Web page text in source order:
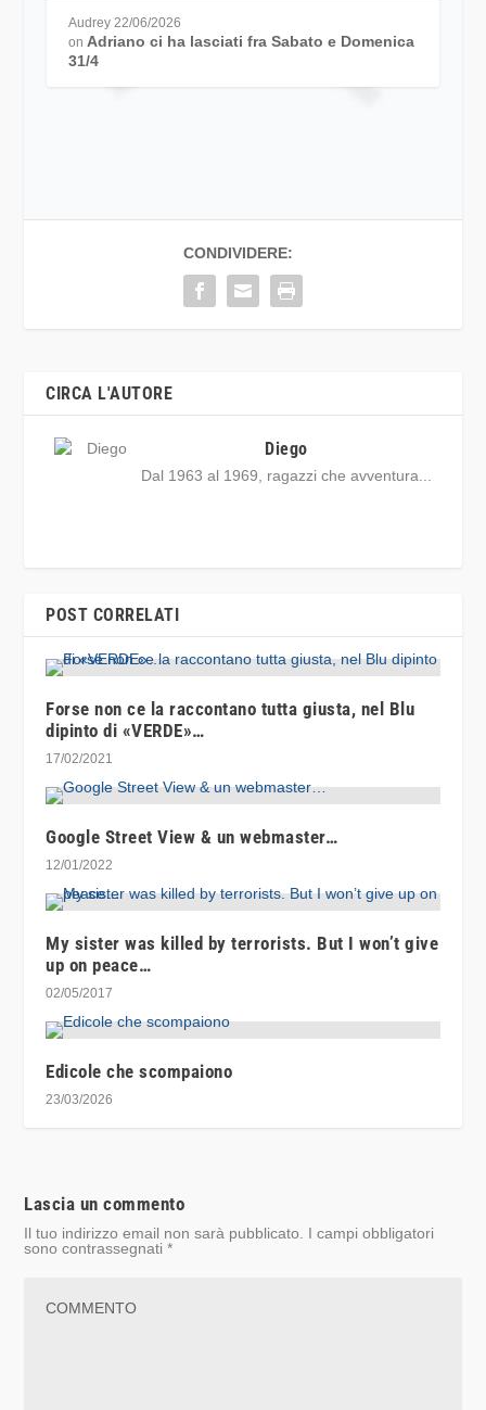
Audrey 22/06/2026
on Adriano ci ha lasciati fra Sabato e Domenica
31/4
CONDIVIDERE:
CIRCA L'AUTORE
Diego
Dal 1963 al 1969, ragazzi che avventura...
POST CORRELATI
Forse non ce la raccontano tutta giusta, nel Blu
dipinto di «VERDE»…
17/02/2021
Google Street View & un webmaster…
12/01/2022
My sister was killed by terrorists. But I won’t give
up on peace…
02/05/2017
Edicole che scompaiono
23/03/2026
Lascia un commento
Il tuo indirizzo email non sarà pubblicato.
I campi obbligatori
sono contrassegnati*